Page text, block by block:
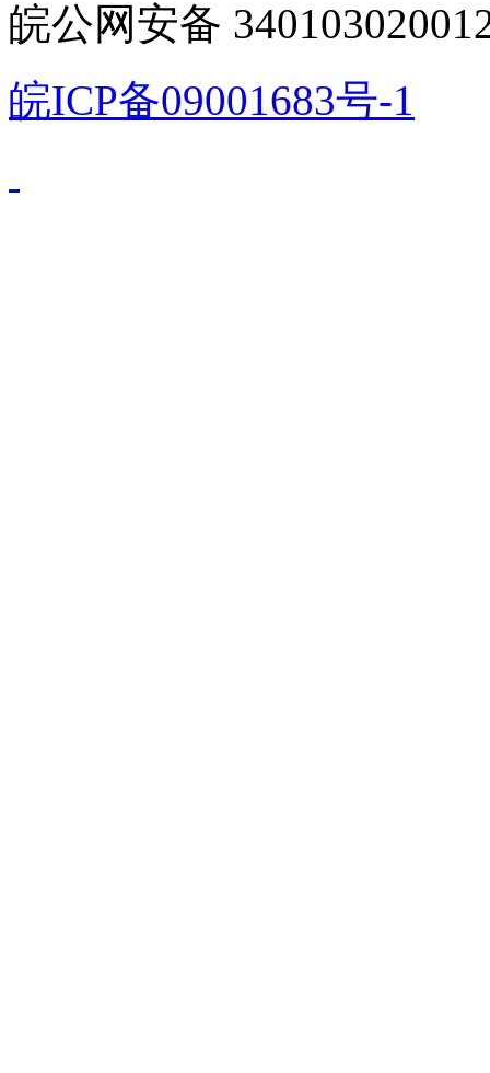
皖公网安备
皖ICP备09001683号-1